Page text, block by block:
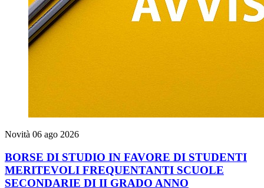
Novità 06 ago 2026
BORSE DI STUDIO IN FAVORE DI STUDENTI
MERITEVOLI FREQUENTANTI SCUOLE
SECONDARIE DI II GRADO ANNO